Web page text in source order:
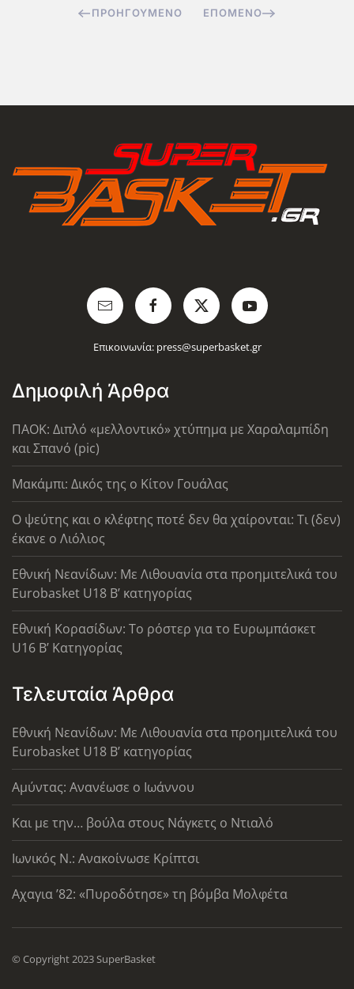
ΠΡΟΗΓΟΎΜΕΝΟ ΕΠΌΜΕΝΟ
Επικοινωνία: press@superbasket.gr
Δημοφιλή Άρθρα
ΠΑΟΚ: Διπλό «μελλοντικό» χτύπημα με Χαραλαμπίδη
και Σπανό (pic)
Μακάμπι: Δικός της ο Κίτον Γουάλας
Ο ψεύτης και ο κλέφτης ποτέ δεν θα χαίρονται: Τι (δεν)
έκανε ο Λιόλιος
Εθνική Νεανίδων: Με Λιθουανία στα προημιτελικά του
Eurobasket U18 Β’ κατηγορίας
Εθνική Κορασίδων: Το ρόστερ για το Ευρωμπάσκετ
U16 B’ Κατηγορίας
Τελευταία Άρθρα
Εθνική Νεανίδων: Με Λιθουανία στα προημιτελικά του
Eurobasket U18 Β’ κατηγορίας
Αμύντας: Ανανέωσε ο Ιωάννου
Και με την… βούλα στους Νάγκετς ο Ντιαλό
Ιωνικός Ν.: Ανακοίνωσε Κρίπτσι
Αχαγια ’82: «Πυροδότησε» τη βόμβα Μολφέτα
© Copyright 2023 SuperBasket